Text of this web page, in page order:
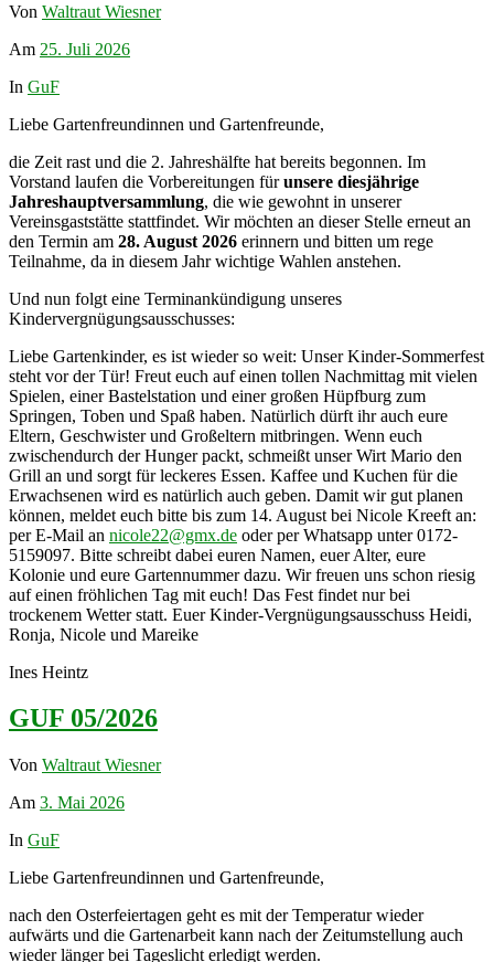
Von Waltraut Wiesner
Am 25. Juli 2026
In GuF
Liebe Gartenfreundinnen und Gartenfreunde,
die Zeit rast und die 2. Jahreshälfte hat bereits begonnen. Im
Vorstand laufen die Vorbereitungen fürunsere diesjährige
Jahreshauptversammlung, die wie gewohnt in unserer
Vereinsgaststätte stattfindet. Wir möchten an dieser Stelle erneut an
den Termin am 28. August 2026 erinnern und bitten um rege
Teilnahme, da in diesem Jahr wichtige Wahlen anstehen.
Und nun folgt eine Terminankündigung unseres
Kindervergnügungsausschusses:
Liebe Gartenkinder, es ist wieder so weit: Unser Kinder-Sommerfest
steht vor der Tür! Freut euch auf einen tollen Nachmittag mit vielen
Spielen, einer Bastelstation und einer großen Hüpfburg zum
Springen, Toben und Spaß haben. Natürlich dürft ihr auch eure
Eltern, Geschwister und Großeltern mitbringen. Wenn euch
zwischendurch der Hunger packt, schmeißt unser Wirt Mario den
Grill an und sorgt für leckeres Essen. Kaffee und Kuchen für die
Erwachsenen wird es natürlich auch geben. Damit wir gut planen
können, meldet euch bitte bis zum 14. August bei Nicole Kreeft an:
per E-Mail an nicole22@gmx.de oder per Whatsapp unter 0172-
5159097. Bitte schreibt dabei euren Namen, euer Alter, eure
Kolonie und eure Gartennummer dazu. Wir freuen uns schon riesig
auf einen fröhlichen Tag mit euch! Das Fest findet nur bei
trockenem Wetter statt. Euer Kinder-Vergnügungsausschuss Heidi,
Ronja, Nicole und Mareike
Ines Heintz
GUF 05/2026
Von Waltraut Wiesner
Am 3. Mai 2026
In GuF
Liebe Gartenfreundinnen und Gartenfreunde,
nach den Osterfeiertagen geht es mit der Temperatur wieder
aufwärts und die Gartenarbeit kann nach der Zeitumstellung auch
wieder länger bei Tageslicht erledigt werden.